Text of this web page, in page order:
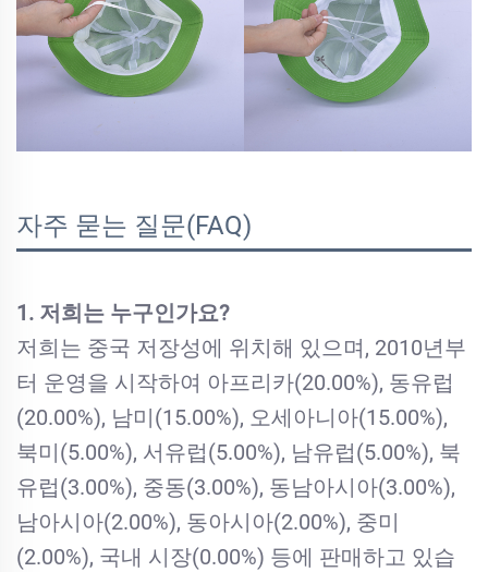
자주 묻는 질문(FAQ)
1. 저희는 누구인가요?
저희는 중국 저장성에 위치해 있으며, 2010년부
터 운영을 시작하여 아프리카(20.00%), 동유럽
(20.00%), 남미(15.00%), 오세아니아(15.00%),
북미(5.00%), 서유럽(5.00%), 남유럽(5.00%), 북
유럽(3.00%), 중동(3.00%), 동남아시아(3.00%),
남아시아(2.00%), 동아시아(2.00%), 중미
(2.00%), 국내 시장(0.00%) 등에 판매하고 있습